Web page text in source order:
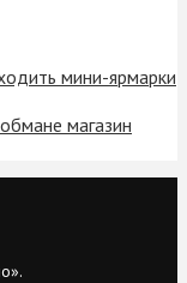
мини-ярмарки
магазин